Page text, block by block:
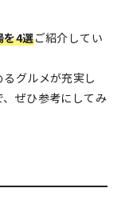
を4選ご紹介してい
グルメが充実し
ぜひ参考にしてみ